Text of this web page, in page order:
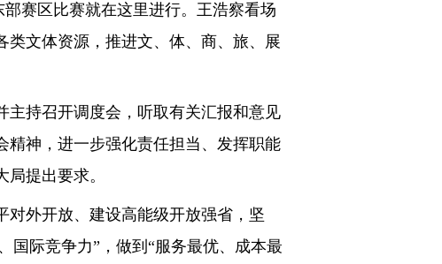
赛区比赛就在这里进行。王浩察看场
文体资源，推进文、体、商、旅、展
持召开调度会，听取有关汇报和意见
精神，进一步强化责任担当、发挥职能
提出要求。
外开放、建设高能级开放强省，坚
国际竞争力”，做到“服务最优、成本最